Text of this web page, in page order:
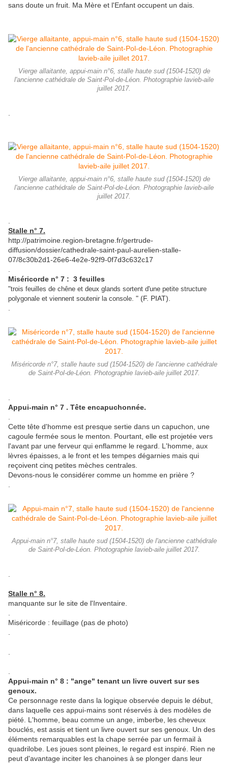
sans doute un fruit. Ma Mère et l'Enfant occupent un dais.
Vierge allaitante, appui-main n°6, stalle haute sud (1504-1520) de
l'ancienne cathédrale de Saint-Pol-de-Léon. Photographie lavieb-aile
juillet 2017.
Vierge allaitante, appui-main n°6, stalle haute sud (1504-1520) de
l'ancienne cathédrale de Saint-Pol-de-Léon. Photographie lavieb-aile
juillet 2017.
Stalle n° 7.
http://patrimoine.region-bretagne.fr/gertrude-
diffusion/dossier/cathedrale-saint-paul-aurelien-stalle-
07/8c30b2d1-26e6-4e2e-92f9-0f7d3c632c17
Miséricorde n° 7 : 3 feuilles
"trois feuilles de chêne et deux glands sortent d'une petite structure
polygonale et viennent soutenir la console. " (F. PIAT).
Miséricorde n°7, stalle haute sud (1504-1520) de l'ancienne cathédrale
de Saint-Pol-de-Léon. Photographie lavieb-aile juillet 2017.
Appui-main n° 7 . Tête encapuchonnée.
Cette tête d'homme est presque sertie dans un capuchon, une
cagoule fermée sous le menton. Pourtant, elle est projetée vers
l'avant par une ferveur qui enflamme le regard. L'homme, aux
lèvres épaisses, a le front et les tempes dégarnies mais qui
reçoivent cinq petites mèches centrales.
Devons-nous le considérer comme un homme en prière ?
Appui-main n°7, stalle haute sud (1504-1520) de l'ancienne cathédrale
de Saint-Pol-de-Léon. Photographie lavieb-aile juillet 2017.
Stalle n° 8.
manquante sur le site de l'Inventaire.
Miséricorde : feuillage (pas de photo)
Appui-main n° 8 : "ange" tenant un livre ouvert sur ses
genoux.
Ce personnage reste dans la logique observée depuis le début,
dans laquelle ces appui-mains sont réservés à des modèles de
piété. L'homme, beau comme un ange, imberbe, les cheveux
bouclés, est assis et tient un livre ouvert sur ses genoux. Un des
éléments remarquables est la chape serrée par un fermail à
quadrilobe. Les joues sont pleines, le regard est inspiré. Rien ne
peut d'avantage inciter les chanoines à se plonger dans leur